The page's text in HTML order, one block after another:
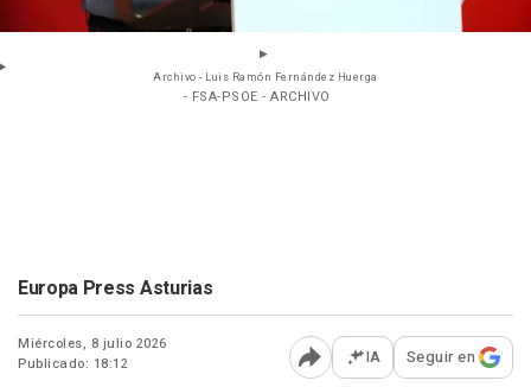
Archivo - Luis Ramón Fernández Huerga
- FSA-PSOE - ARCHIVO
Europa Press Asturias
Miércoles, 8 julio 2026
Publicado: 18:12
Abrir opciones para
IA Seguir en